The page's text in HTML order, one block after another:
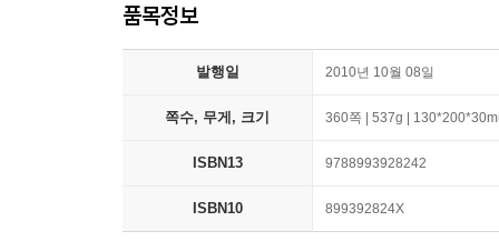
품목정보
발행일 2010년 10월 08일
쪽수, 무게, 크기 360쪽 | 537g |
ISBN13 9788993928242
ISBN10 899392824X